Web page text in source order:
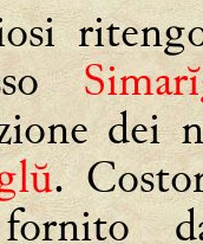
.
fornito